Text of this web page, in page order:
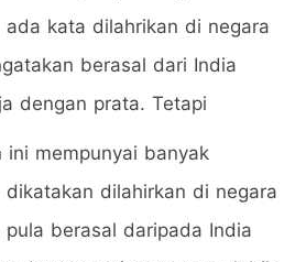
ada kata dilahrikan di negara
berasal dari India
dengan prata. Tetapi
ini mempunyai banyak
dikatakan dilahirkan di negara
berasal daripada India